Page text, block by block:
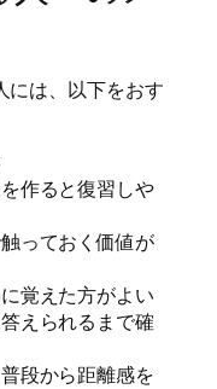
には、以下をおす
作ると復習しや
っておく価値が
覚えた方がよい
えられるまで確
段から距離感を